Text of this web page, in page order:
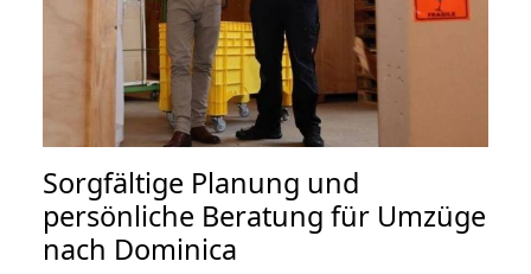
Sorgfältige Planung und
persönliche Beratung für Umzüge
nach Dominica